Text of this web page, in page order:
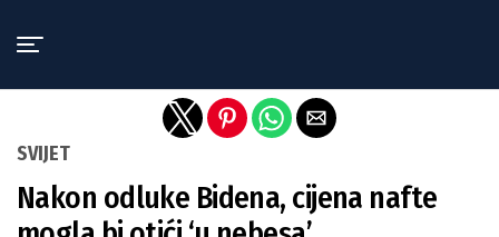
SVIJET
Nakon odluke Bidena, cijena nafte